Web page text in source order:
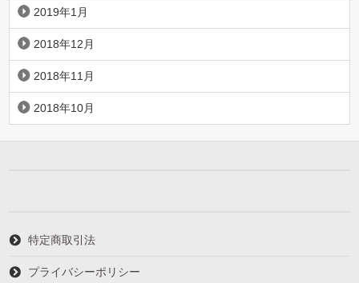
2019年1月
2018年12月
2018年11月
2018年10月
特定商取引法
プライバシーポリシー